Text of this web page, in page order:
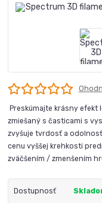
Preskúmajte krásny efekt
zmiešaný s časticami s
zvyšuje tvrdosť a
cenu vyššej krehkosti
zväčšením / zmenšením
Dostupnosť